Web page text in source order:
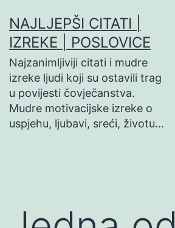
na
sadržaj
NAJLJEPŠI CITATI |
IZREKE | POSLOVICE
Najzanimljiviji citati i mudre
izreke ljudi koji su ostavili trag
u povijesti čovječanstva.
Mudre motivacijske izreke o
uspjehu, ljubavi, sreći, životu…